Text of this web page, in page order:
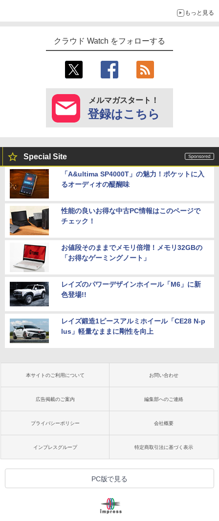
もっと見る
クラウド Watch をフォローする
メルマガスタート！
登録はこちら
Special Site
「A&ultima SP4000T」の魅力！ポケットに入
るオーディオの醍醐味
性能の良いお得な中古PC情報はこのページで
チェック！
お値段そのままでメモリ倍増！メモリ32GBの
「お得なゲーミングノート」
レイズのパワーデザインホイール「M6」に新
色登場!!
レイズ鍛造1ピースアルミホイール「CE28 N-p
lus」軽量なままに剛性を向上
本サイトのご利用について お問い合わせ
広告掲載のご案内 編集部へのご連絡
プライバシーポリシー 会社概要
インプレスグループ 特定商取引法に基づく表示
PC版で見る